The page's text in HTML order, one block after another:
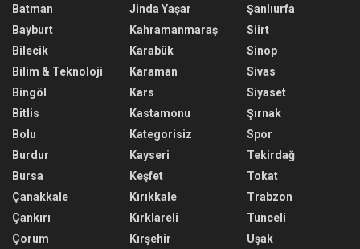
Batman
Bayburt
Bilecik
Bilim & Teknoloji
Bingöl
Bitlis
Bolu
Burdur
Bursa
Çanakkale
Çankırı
Çorum
Jinda Yaşar
Kahramanmaraş
Karabük
Karaman
Kars
Kastamonu
Kategorisiz
Kayseri
Keşfet
Kırıkkale
Kırklareli
Kırşehir
Şanlıurfa
Siirt
Sinop
Sivas
Siyaset
Şırnak
Spor
Tekirdağ
Tokat
Trabzon
Tunceli
Uşak